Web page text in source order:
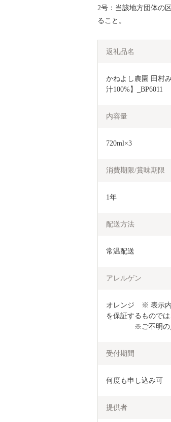
2号：当該地方団体の
ること。
返礼品名
かねよし農園 田村
汁100%】_BP6011
内容量
720ml×3
消費期限/賞味期限
1年
配送方法
常温配送
アレルゲン
オレンジ　※ 表示
を保証するものでは
※ご不明の点が
受付期間
何度も申し込み可
提供者